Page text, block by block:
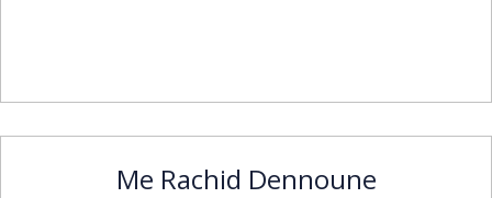
Me Rachid Dennoune